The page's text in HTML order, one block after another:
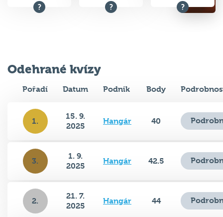
Odehrané kvízy
Pořadí Datum Podnik Body
1.
15. 9.
2025
Hangár 40
3.
1. 9.
2025
Hangár 42.5
2.
21. 7.
2025
Hangár 44